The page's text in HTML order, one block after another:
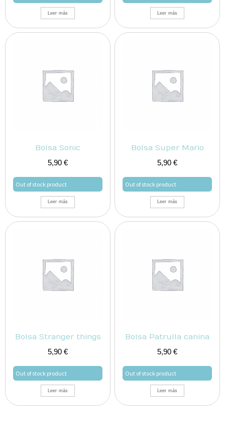
Leer más Leer más
Bolsa Sonic
5,90 €
Out of stock product
Leer más
Bolsa Super Mario
5,90 €
Out of stock product
Leer más
Bolsa Stranger things
5,90 €
Out of stock product
Leer más
Bolsa Patrulla canina
5,90 €
Out of stock product
Leer más